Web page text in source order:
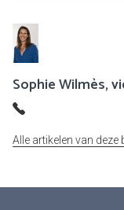
Sophie Wilmès,
Alle artikelen van deze